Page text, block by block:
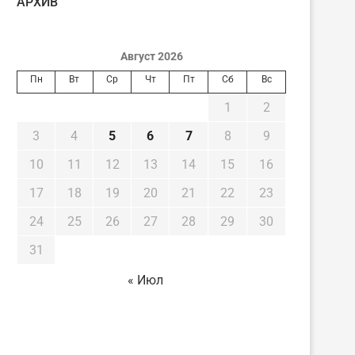
Август 2026
Пн Вт Ср Чт Пт Сб Вс
1
2
3
4 5 6 7 8
9
10
11 12 13 14 15
16
17
18 19 20 21 22
23
24
25 26 27 28 29
30
31
« Июл